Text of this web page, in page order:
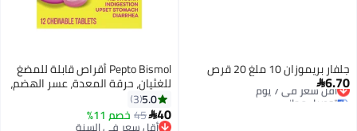
جلفار بريموزان 10 ملغ 20 قرص
6.70أقل سعر في 7 يوم
توصيل مجاني
أقل سعر في 7 يوم
Pepto Bismol أقراص قابلة للمضغ
للغثيان، حرقة المعدة، عسر الهضم،
أعراض تخفيف سريع، نكهة أصلية
12 حبة
5.0
3
40
45 خصم 11%